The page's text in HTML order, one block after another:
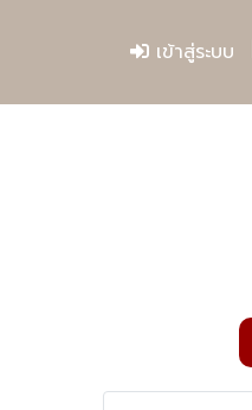
เข้าสู่ระบบ